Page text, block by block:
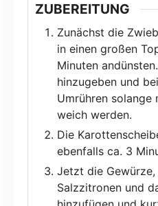
ZUBEREITUNG
Zunächst die
in einen großen
Minuten
hinzugeben und
Umrühren solange
weich werden.
Die
ebenfalls ca. 3
Jetzt die
Salzzitronen und